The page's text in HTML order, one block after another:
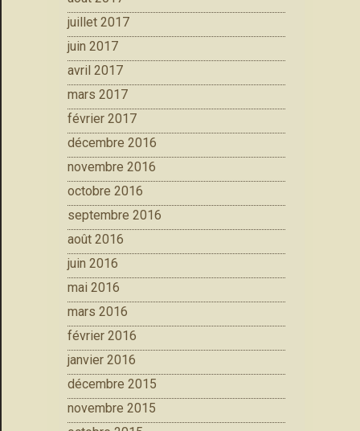
juillet 2017
juin 2017
avril 2017
mars 2017
février 2017
décembre 2016
novembre 2016
octobre 2016
septembre 2016
août 2016
juin 2016
mai 2016
mars 2016
février 2016
janvier 2016
décembre 2015
novembre 2015